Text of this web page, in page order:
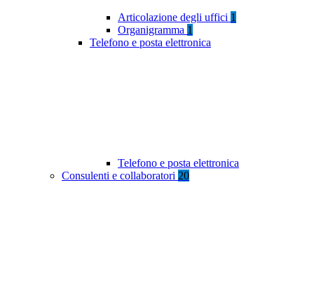
Articolazione degli uffici 1
Organigramma 1
Telefono e posta elettronica
Telefono e posta elettronica
Consulenti e collaboratori 20